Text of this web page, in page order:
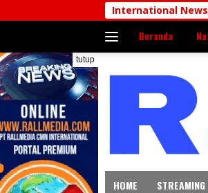
ke
International News
Beranda
tutup
HOME
STREAMING